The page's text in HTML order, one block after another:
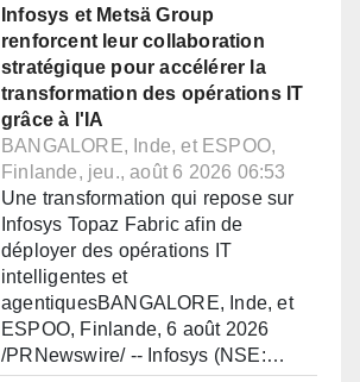
Infosys et Metsä Group
renforcent leur collaboration
stratégique pour accélérer la
transformation des opérations IT
grâce à l'IA
BANGALORE, Inde, et ESPOO,
Finlande, jeu., août 6 2026 06:53
Une transformation qui repose sur
Infosys Topaz Fabric afin de
déployer des opérations IT
intelligentes et
agentiquesBANGALORE, Inde, et
ESPOO, Finlande, 6 août 2026
/PRNewswire/ -- Infosys (NSE:…